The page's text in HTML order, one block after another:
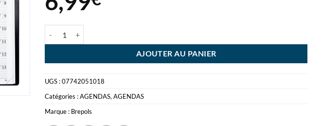
AJOUTER AU PANIER
UGS :07742051018
Catégories :AGENDAS,AGENDAS
Marque : Brepols